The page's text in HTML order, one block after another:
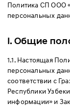
Политика СП ООО
персональных
I. Общие
1.1. Настоящая
персональных
соответствии с
Республики
информации» и